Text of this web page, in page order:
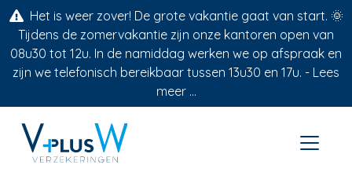
Het is weer zover! De grote vakantie gaat van start. 🌞
Tijdens de zomervakantie zijn onze kantoren open van
08u30 tot 12u. In de namiddag werken we op afspraak en
zijn we telefonisch bereikbaar tussen 13u30 en 17u. - Lees
meer ...